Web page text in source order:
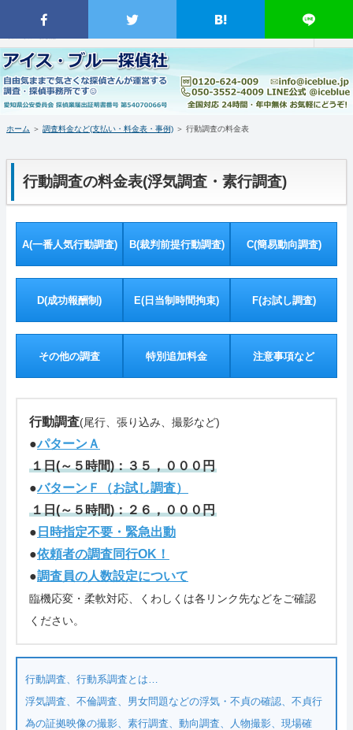
撮カメラの発見確認調査｜GPS発信機・GPS発信器の紹介販売｜臨機応変 柔軟対応 日時指定不要 緊急出動 依頼者調査同
ホーム
当事務所について（はじめに・事務所概要）
特徴など(違い・緊急出動・暗所カメラ)
浮気調査・弁護士(料金・特徴・弁護士)
ＧＰＳ端末の紹介・販売
お問い合わせ・調査の流れ
管理人の部屋(Q&A ・SNS・暇つぶし)
さいごに
特定商取引表記・プライバシーポリシー
ご連絡(電話,メール,ブログ,SNS)
カテゴリーメニュー
ホーム ＞ 調査料金など(支払い・料金表・事例) ＞ 行動調査の料金表
行動調査の料金表(浮気調査・素行調査)
A(一番人気行動調査) B(裁判前提行動調査) C(簡易動向調査)
D(成功報酬制) E(日当制時間拘束) F(お試し調査)
その他の調査 特別追加料金 注意事項など
行動調査(尾行、張り込み、撮影など)
●パターンＡ
１日(～５時間)：３５，０００円
●バターンＦ（お試し調査）
１日(～５時間)：２６，０００円
● 日時指定不要・緊急出動
●依頼者の調査同行OK！
●調査員の人数設定について
臨機応変・柔軟対応、くわしくは各リンク先などをご確認
ください。
行動調査、行動系調査とは…
浮気調査、不倫調査、男女問題などの浮気・不貞の確認、不貞行
為の証拠映像の撮影、素行調査、動向調査、人物撮影、現場確